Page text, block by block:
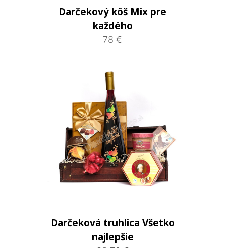
Darčekový kôš Mix pre
každého
78 €
Darčeková truhlica Všetko
najlepšie